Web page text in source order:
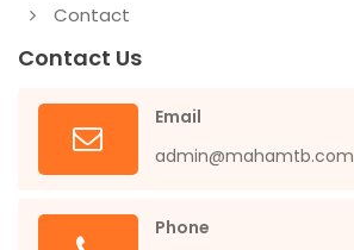
Contact
Contact Us
Email
admin@mahamtb.com
Phone